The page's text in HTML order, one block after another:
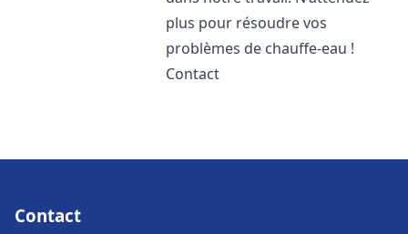
plus pour résoudre vos
problèmes de chauffe-eau !
Contact
Contact